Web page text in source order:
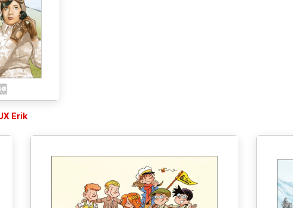
Erik